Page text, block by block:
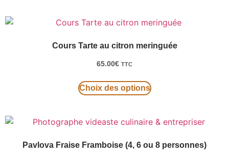
Cours Tarte au citron meringuée
65.00€ TTC
Choix des options
Pavlova Fraise Framboise (4, 6 ou 8 personnes)